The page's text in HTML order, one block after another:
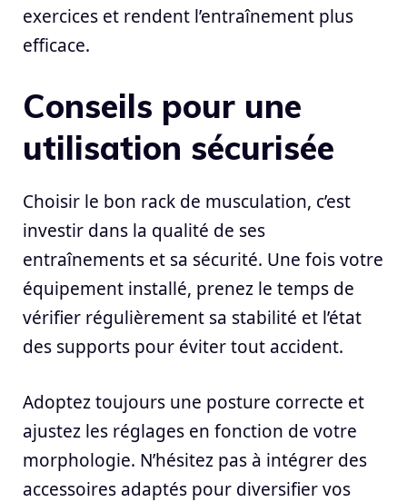
exercices et rendent l’entraînement plus
efficace.
Conseils pour une
utilisation sécurisée
Choisir le bon rack de musculation, c’est
investir dans la qualité de ses
entraînements et sa sécurité. Une fois votre
équipement installé, prenez le temps de
vérifier régulièrement sa stabilité et l’état
des supports pour éviter tout accident.
Adoptez toujours une posture correcte et
ajustez les réglages en fonction de votre
morphologie. N’hésitez pas à intégrer des
accessoires adaptés pour diversifier vos